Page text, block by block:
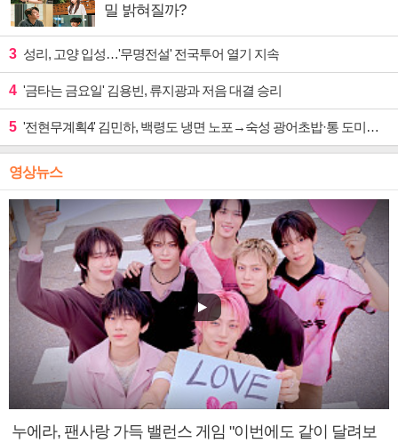
밀 밝혀질까?
3 성리, 고양 입성…'무명전설' 전국투어 열기 지속
4 '금타는 금요일' 김용빈, 류지광과 저음 대결 승리
5 '전현무계획4' 김민하, 백령도 냉면 노포→숙성 광어초밥·통 도미찜 맛집 탐방
영상뉴스
누에라, 팬사랑 가득 밸런스 게임 "이번에도 같이 달려보